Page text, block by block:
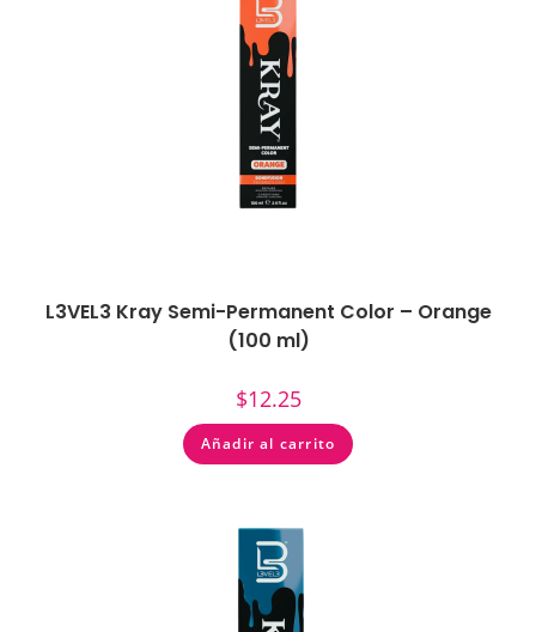
L3VEL3 Kray Semi-Permanent Color – Orange
(100 ml)
$12.25
Añadir al carrito